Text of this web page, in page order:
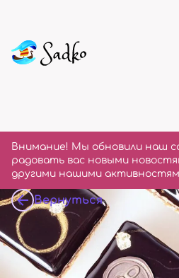
Внимание! Мы обновили наш
радовать вас новыми
другими нашими
Вернуться